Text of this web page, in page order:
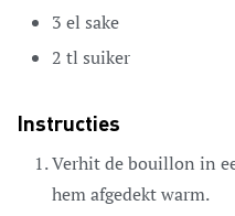
3 el sake
2 tl suiker
Instructies
Verhit de bouillon in
hem afgedekt warm.